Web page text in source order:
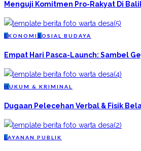
Menguji Komitmen Pro-Rakyat Di
EKONOMI S OSIAL BUDAYA
Empat Hari Pasca-Launch: Sambel
H UKUM & KRIMINAL
Dugaan Pelecehan Verbal & Fisik
L AYANAN PUBLIK